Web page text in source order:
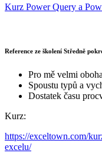
Kurz Power Query a
Reference ze školení Středně
Pro mě velmi
Spoustu typů a
Dostatek času
Kurz:
https://exceltown.com/
excelu/